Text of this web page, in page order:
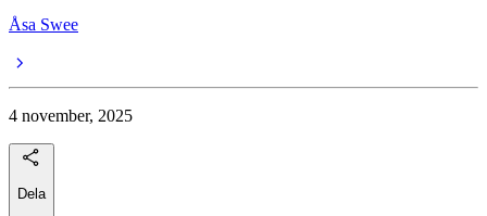
Åsa Swee
4 november, 2025
Dela